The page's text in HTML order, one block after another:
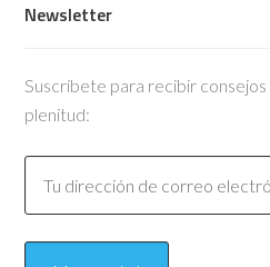
Newsletter
Suscríbete para recibir
plenitud: